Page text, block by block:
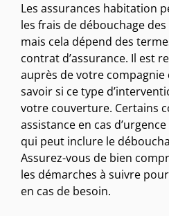
Les assurances habitation
les frais de débouchage
mais cela dépend des
contrat d’assurance. Il est
auprès de votre compagnie
savoir si ce type
votre couverture. Certains
assistance en cas
qui peut inclure le
Assurez-vous de bien
les démarches à suivre
en cas de besoin.